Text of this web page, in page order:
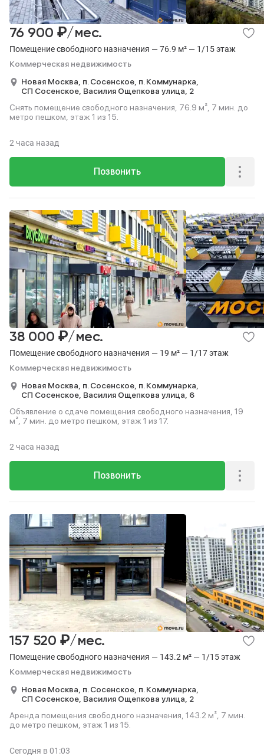
Помещение свободного назначения — 76.9 м² — 1/15 этаж
Коммерческая недвижимость
76 900 ₽/мес.
Новая Москва, п. Сосенское, п. Коммунарка,
СП Сосенское, Василия Ощепкова улица, 2
Снять помещение свободного назначения, 76.9 м², 7 мин. до
метро пешком, этаж 1 из 15.
Позвонить
2 часа назад
Помещение свободного назначения — 19 м² — 1/17 этаж
Коммерческая недвижимость
38 000 ₽/мес.
Новая Москва, п. Сосенское, п. Коммунарка,
СП Сосенское, Василия Ощепкова улица, 6
Объявление о сдаче помещения свободного назначения, 19
м², 7 мин. до метро пешком, этаж 1 из 17.
Позвонить
2 часа назад
Помещение свободного назначения — 143.2 м² — 1/15 этаж
Коммерческая недвижимость
157 520 ₽/мес.
Новая Москва, п. Сосенское, п. Коммунарка,
СП Сосенское, Василия Ощепкова улица, 2
Аренда помещения свободного назначения, 143.2 м², 7 мин.
до метро пешком, этаж 1 из 15.
Сегодня в 01:03